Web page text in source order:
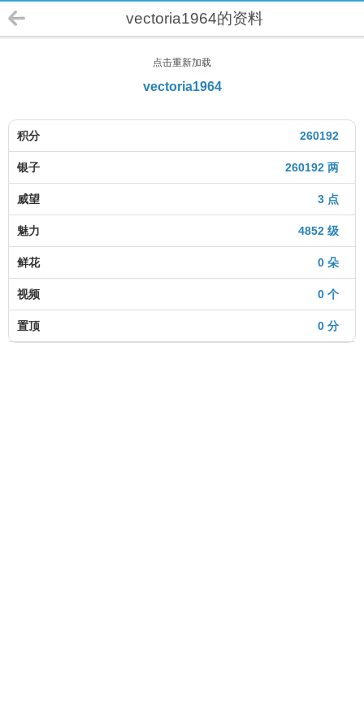
vectoria1964的资料
点击重新加载
vectoria1964
260192
积分
260192 两
银子
3 点
威望
4852 级
魅力
0 朵
鲜花
0 个
视频
0 分
置顶